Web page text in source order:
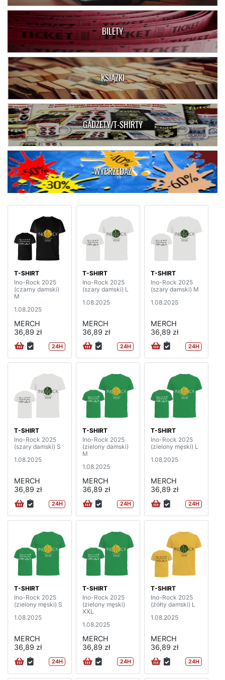
BILETY
KSIĄŻKI
GADŻETY/T-SHIRTY
WYPRZEDAŻ
T-SHIRT
Ino-Rock 2025
(czarny damski)
M
1.08.2025
MERCH
36,89 zł
24H
T-SHIRT
Ino-Rock 2025
(szary damski) L
1.08.2025
MERCH
36,89 zł
24H
T-SHIRT
Ino-Rock 2025
(szary damski) M
1.08.2025
MERCH
36,89 zł
24H
T-SHIRT
Ino-Rock 2025
(szary damski) S
1.08.2025
MERCH
36,89 zł
24H
T-SHIRT
Ino-Rock 2025
(zielony damski)
M
1.08.2025
MERCH
36,89 zł
24H
T-SHIRT
Ino-Rock 2025
(zielony męski) L
1.08.2025
MERCH
36,89 zł
24H
T-SHIRT
Ino-Rock 2025
(zielony męski) S
1.08.2025
MERCH
36,89 zł
24H
T-SHIRT
Ino-Rock 2025
(zielony męski)
XXL
1.08.2025
MERCH
36,89 zł
24H
T-SHIRT
Ino-Rock 2025
(żółty damski) L
1.08.2025
MERCH
36,89 zł
24H